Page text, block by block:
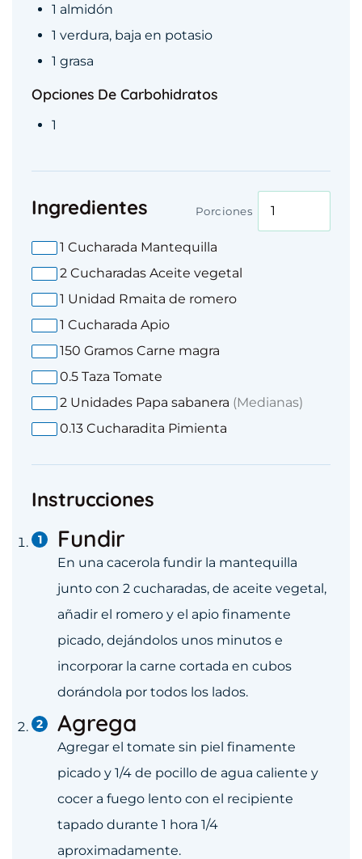
1 almidón
1 verdura, baja en potasio
1 grasa
Opciones De Carbohidratos
1
Ingredientes Porciones
1 Cucharada Mantequilla
2 Cucharadas Aceite vegetal
1 Unidad Rmaita de romero
1 Cucharada Apio
150 Gramos Carne magra
0.5 Taza Tomate
2 Unidades Papa sabanera (Medianas)
0.13 Cucharadita Pimienta
Instrucciones
Fundir
En una cacerola fundir la mantequilla
junto con 2 cucharadas, de aceite vegetal,
añadir el romero y el apio finamente
picado, dejándolos unos minutos e
incorporar la carne cortada en cubos
dorándola por todos los lados.
Agrega
Agregar el tomate sin piel finamente
picado y 1/4 de pocillo de agua caliente y
cocer a fuego lento con el recipiente
tapado durante 1 hora 1/4
aproximadamente.